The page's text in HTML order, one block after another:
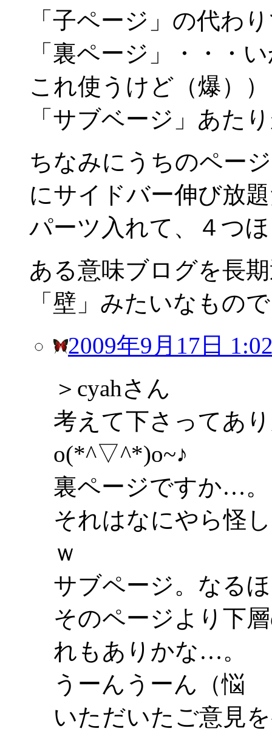
「子ページ」の代わ
「裏ページ」・・・
これ使うけど（爆））
「サブベージ」あた
ちなみにうちのペー
にサイドバー伸び放
パーツ入れて、４つ
ある意味ブログを長
「壁」みたいなもの
2009年9月17日
＞cyahさん
考えて下さってあ
o(*^▽^*)o~♪
裏ページですか…。
それはなにやら怪
ｗ
サブページ。なる
そのページより下
れもありかな…。
うーんうーん（悩
いただいたご意見